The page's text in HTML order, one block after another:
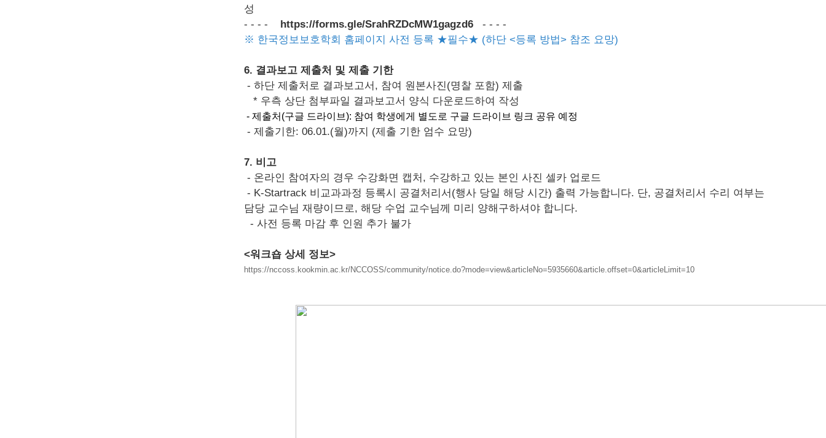
성
- - - - https://forms.gle/SrahRZDcMW1gagzd6 - - - -
※ 한국정보보호학회 홈페이지 사전 등록 ★필수★ (하단 <등록 방법> 참조 요망)
6. 결과보고 제출처 및 제출 기한
- 하단 제출처로 결과보고서, 참여 원본사진(명찰 포함) 제출
* 우측 상단 첨부파일 결과보고서 양식 다운로드하여 작성
- 제출처(구글 드라이브): 참여 학생에게 별도로 구글 드라이브 링크 공유 예정
- 제출기한: 06.01.(월)까지 (제출 기한 엄수 요망)
7. 비고
- 온라인 참여자의 경우 수강화면 캡처, 수강하고 있는 본인 사진 셀카 업로드
- K-Startrack 비교과과정 등록시 공결처리서(행사 당일 해당 시간) 출력 가능합니다. 단, 공결처리서 수리 여부는
담당 교수님 재량이므로, 해당 수업 교수님께 미리 양해구하셔야 합니다.
- 사전 등록 마감 후 인원 추가 불가
<워크숍 상세 정보>
https://nccoss.kookmin.ac.kr/NCCOSS/community/notice.do?mode=view&articleNo=5935660&article.offset=0&articleLimit=10